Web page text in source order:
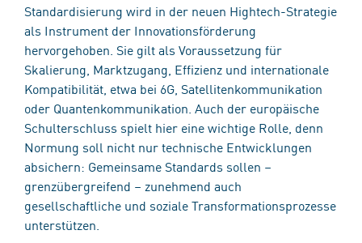
Standardisierung wird in der neuen Hightech-Strategie
als Instrument der Innovationsförderung
hervorgehoben. Sie gilt als Voraussetzung für
Skalierung, Marktzugang, Effizienz und internationale
Kompatibilität, etwa bei 6G, Satellitenkommunikation
oder Quantenkommunikation. Auch der europäische
Schulterschluss spielt hier eine wichtige Rolle, denn
Normung soll nicht nur technische Entwicklungen
absichern: Gemeinsame Standards sollen –
grenzübergreifend – zunehmend auch
gesellschaftliche und soziale Transformationsprozesse
unterstützen.